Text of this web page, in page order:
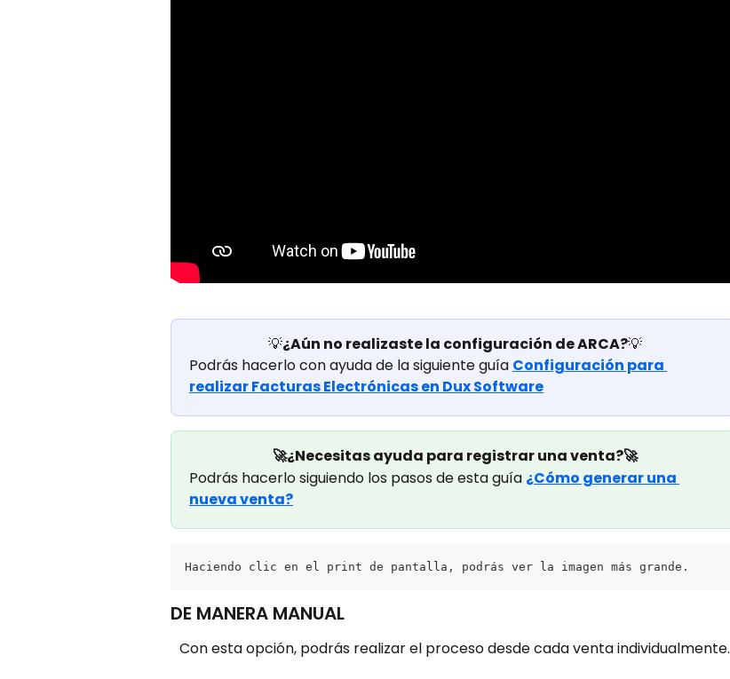
💡¿Aún no realizaste la configuración de ARCA?💡
Podrás hacerlo con ayuda de la siguiente guía Configuración para
realizar Facturas Electrónicas en Dux Software
🚀¿Necesitas ayuda para registrar una venta?🚀
Podrás hacerlo siguiendo los pasos de esta guía ¿Cómo generar una
nueva venta?
Haciendo clic en el print de pantalla, podrás ver la imagen más grande.
DE MANERA MANUAL
Con esta opción, podrás realizar el proceso desde cada venta individualmente.